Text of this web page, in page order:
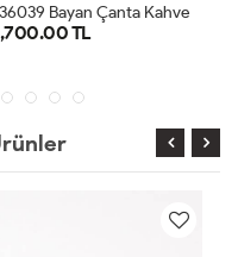
B36063 Bayan Çanta Gümüş
3,500.00 TL